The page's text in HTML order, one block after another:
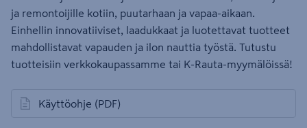
ja remontoijille kotiin, puutarhaan ja vapaa-aikaan.
Einhellin innovatiiviset, laadukkaat ja luotettavat tuotteet
mahdollistavat vapauden ja ilon nauttia työstä. Tutustu
tuotteisiin verkkokaupassamme tai K-Rauta-myymälöissä!
Käyttöohje (PDF)
avautuu uuteen välilehteen